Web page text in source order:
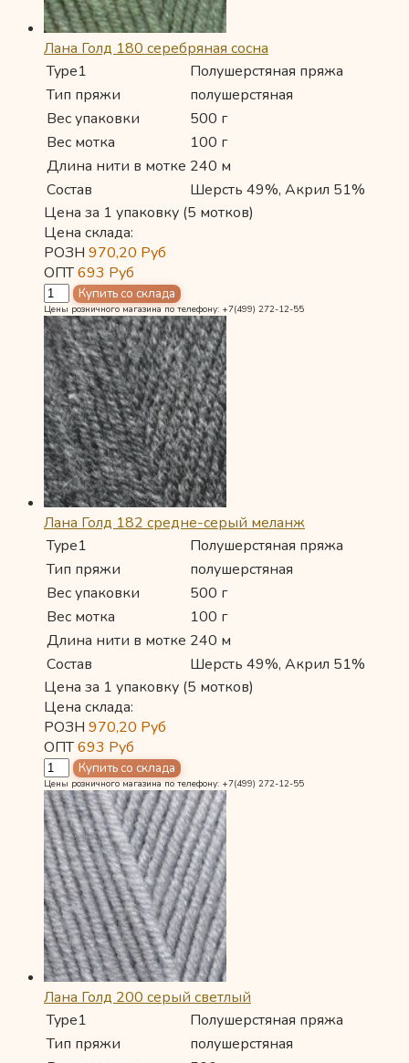
Лана Голд 180 серебряная сосна
Type1
Полушерстяная пряжа
Тип пряжи
полушерстяная
Вес упаковки
500 г
Вес мотка
100 г
Длина нити в мотке 240 м
Состав
Шерсть 49%, Акрил 51%
Цена за 1 упаковку (5 мотков)
Цена склада:
РОЗН 970,20 Руб
ОПТ693 Руб
Цены розничного магазина по телефону: +7(499) 272-12-55
Лана Голд 182 средне-серый меланж
Type1
Полушерстяная пряжа
Тип пряжи
полушерстяная
Вес упаковки
500 г
Вес мотка
100 г
Длина нити в мотке 240 м
Состав
Шерсть 49%, Акрил 51%
Цена за 1 упаковку (5 мотков)
Цена склада:
РОЗН 970,20 Руб
ОПТ693 Руб
Цены розничного магазина по телефону: +7(499) 272-12-55
Лана Голд 200 серый светлый
Type1
Полушерстяная пряжа
Тип пряжи
полушерстяная